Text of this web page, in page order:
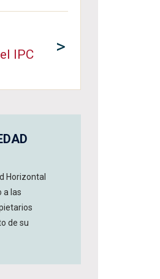
>
IPC
Horizontal
a las
de su